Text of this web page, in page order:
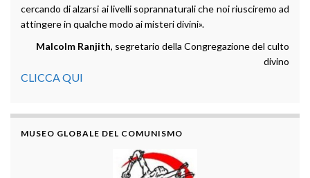
cercando di alzarsi ai livelli soprannaturali che noi riusciremo ad
attingere in qualche modo ai misteri divini».
Malcolm Ranjith, segretario della Congregazione del culto
divino
CLICCA QUI
MUSEO GLOBALE DEL COMUNISMO